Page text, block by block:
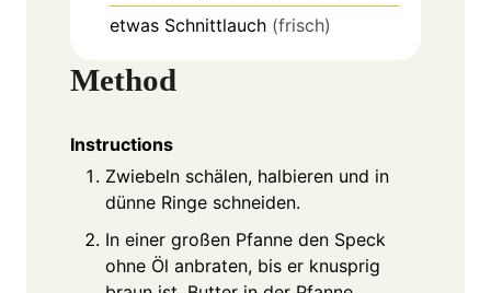
etwas Schnittlauch (frisch)
Method
Instructions
Zwiebeln schälen, halbieren und in
dünne Ringe schneiden.
In einer großen Pfanne den Speck
ohne Öl anbraten, bis er knusprig